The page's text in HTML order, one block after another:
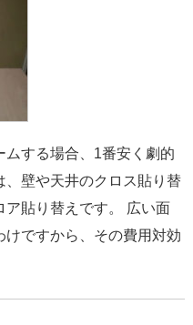
する場合、1番安く劇的
、壁や天井のクロス貼り替
ア貼り替えです。 広い面
ですから、その費用対効